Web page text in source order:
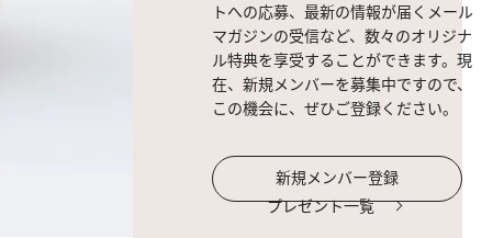
トへの応募、最新の情報が届くメール
マガジンの受信など、数々のオリジナ
ル特典を享受することができます。現
在、新規メンバーを募集中ですので、
この機会に、ぜひご登録ください。
新規メンバー登録
プレゼント一覧